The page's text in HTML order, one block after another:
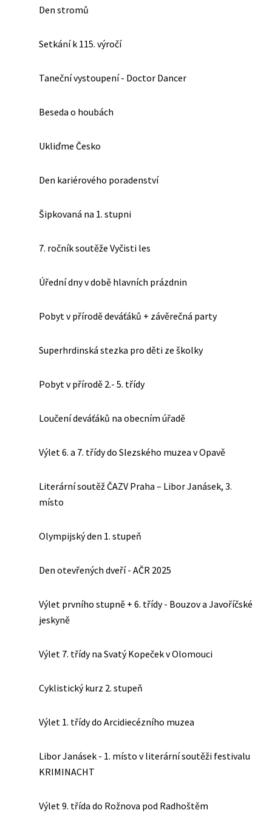
Den stromů
Setkání k 115. výročí
Taneční vystoupení - Doctor Dancer
Beseda o houbách
Ukliďme Česko
Den kariérového poradenství
Šipkovaná na 1. stupni
7. ročník soutěže Vyčisti les
Úřední dny v době hlavních prázdnin
Pobyt v přírodě deváťáků + závěrečná party
Superhrdinská stezka pro děti ze školky
Pobyt v přírodě 2.- 5. třídy
Loučení deváťáků na obecním úřadě
Výlet 6. a 7. třídy do Slezského muzea v Opavě
Literární soutěž ČAZV Praha – Libor Janásek, 3.
místo
Olympijský den 1. stupeň
Den otevřených dveří - AČR 2025
Výlet prvního stupně + 6. třídy - Bouzov a Javoříčské
jeskyně
Výlet 7. třídy na Svatý Kopeček v Olomouci
Cyklistický kurz 2. stupeň
Výlet 1. třídy do Arcidiecézního muzea
Libor Janásek - 1. místo v literární soutěži festivalu
KRIMINACHT
Výlet 9. třída do Rožnova pod Radhoštěm